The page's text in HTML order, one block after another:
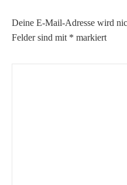
Deine E-Mail-Adresse wird
Felder sind mit * markiert